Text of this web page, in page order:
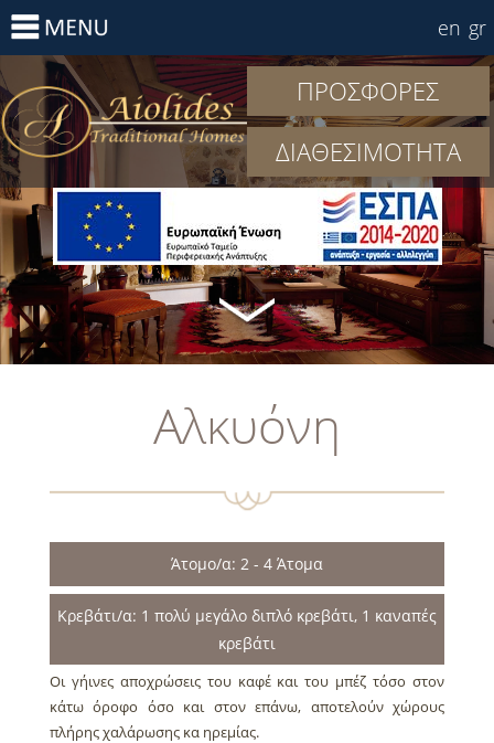
en gr
ΠΡΟΣΦΟΡΕΣ
ΔΙΑΘΕΣΙΜΟΤΗΤΑ
Αλκυόνη
Άτομο/α: 2 - 4 Άτομα
Κρεβάτι/α: 1 πολύ μεγάλο διπλό κρεβάτι, 1 καναπές
κρεβάτι
Οι γήινες αποχρώσεις του καφέ και του μπέζ τόσο στον
κάτω όροφο όσο και στον επάνω, αποτελούν χώρους
πλήρης χαλάρωσης κα ηρεμίας.